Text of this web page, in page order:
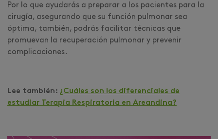
Por lo que ayudarás a preparar a los pacientes para la
cirugía, asegurando que su función pulmonar sea
óptima, también, podrás facilitar técnicas que
promuevan la recuperación pulmonar y prevenir
complicaciones.
Lee también: ¿Cuáles son los diferenciales de
estudiar Terapia Respiratoria en Areandina?